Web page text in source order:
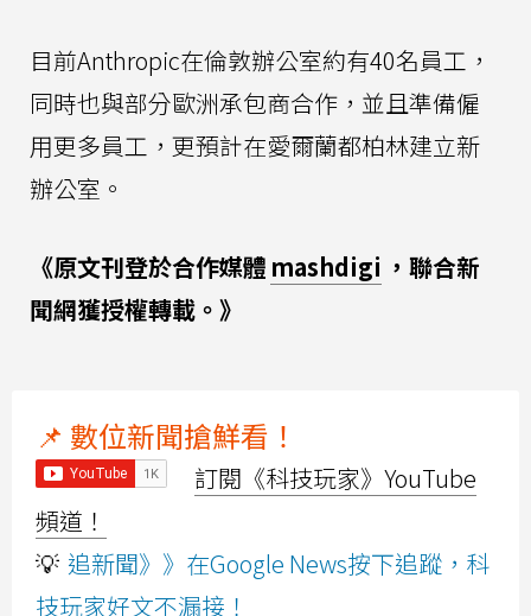
目前Anthropic在倫敦辦公室約有40名員工，
同時也與部分歐洲承包商合作，並且準備僱
用更多員工，更預計在愛爾蘭都柏林建立新
辦公室。
《原文刊登於合作媒體 mashdigi ，聯合新
聞網獲授權轉載。》
📌 數位新聞搶鮮看！
訂閱《科技玩家》YouTube
頻道！
💡 追新聞》》在Google News按下追蹤，科
技玩家好文不漏接！